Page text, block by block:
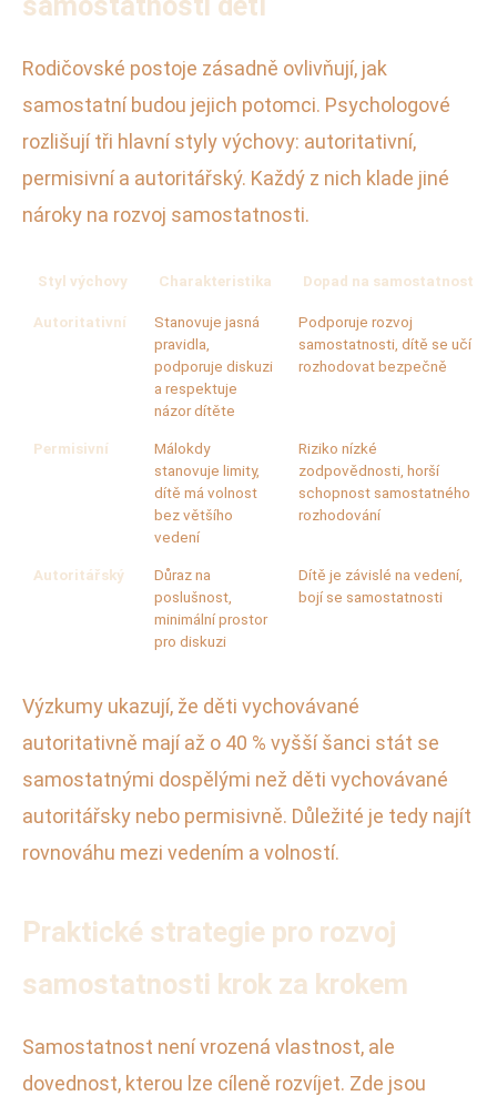
Rodičovské postoje zásadně ovlivňují, jak
samostatní budou jejich potomci. Psychologové
rozlišují tři hlavní styly výchovy: autoritativní,
permisivní a autoritářský. Každý z nich klade jiné
nároky na rozvoj samostatnosti.
Styl výchovy Charakteristika Dopad na samostatnost
Autoritativní
Stanovuje jasná
pravidla,
podporuje diskuzi
a respektuje
názor dítěte
Podporuje rozvoj
samostatnosti, dítě se učí
rozhodovat bezpečně
Permisivní
Málokdy
stanovuje limity,
dítě má volnost
bez většího
vedení
Riziko nízké
zodpovědnosti, horší
schopnost samostatného
rozhodování
Autoritářský
Důraz na
poslušnost,
minimální prostor
pro diskuzi
Dítě je závislé na vedení,
bojí se samostatnosti
Výzkumy ukazují, že děti vychovávané
autoritativně mají až o 40 % vyšší šanci stát se
samostatnými dospělými než děti vychovávané
autoritářsky nebo permisivně. Důležité je tedy najít
rovnováhu mezi vedením a volností.
Praktické strategie pro rozvoj
samostatnosti krok za krokem
Samostatnost není vrozená vlastnost, ale
dovednost, kterou lze cíleně rozvíjet. Zde jsou